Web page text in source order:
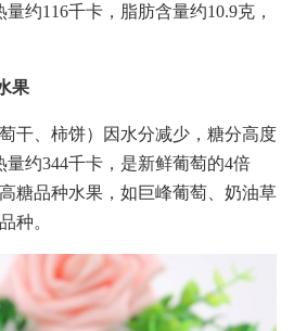
约116千卡，脂肪含量约10.9克，
果
干、柿饼）因水分减少，糖分高度
量约344千卡，是新鲜葡萄的4倍
糖品种水果，如巨峰葡萄、奶油草
种。